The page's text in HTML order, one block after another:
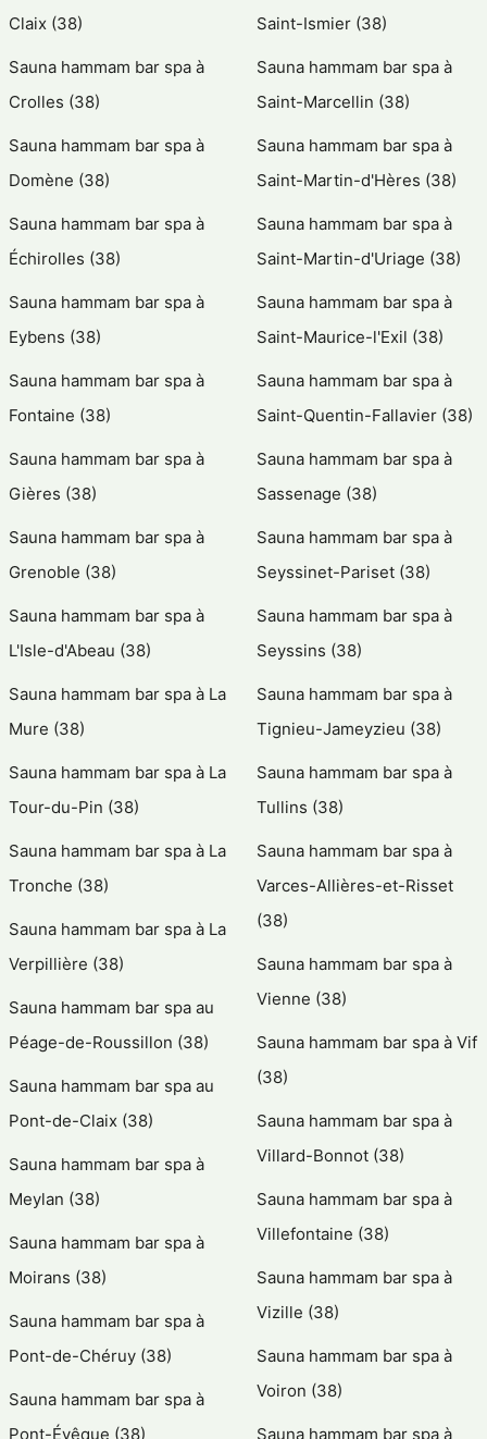
Claix (38)
Sauna hammam bar spa à
Crolles (38)
Sauna hammam bar spa à
Domène (38)
Sauna hammam bar spa à
Échirolles (38)
Sauna hammam bar spa à
Eybens (38)
Sauna hammam bar spa à
Fontaine (38)
Sauna hammam bar spa à
Gières (38)
Sauna hammam bar spa à
Grenoble (38)
Sauna hammam bar spa à
L'Isle-d'Abeau (38)
Sauna hammam bar spa à La
Mure (38)
Sauna hammam bar spa à La
Tour-du-Pin (38)
Sauna hammam bar spa à La
Tronche (38)
Sauna hammam bar spa à La
Verpillière (38)
Sauna hammam bar spa au
Péage-de-Roussillon (38)
Sauna hammam bar spa au
Pont-de-Claix (38)
Sauna hammam bar spa à
Meylan (38)
Sauna hammam bar spa à
Moirans (38)
Sauna hammam bar spa à
Pont-de-Chéruy (38)
Sauna hammam bar spa à
Pont-Évêque (38)
Saint-Ismier (38)
Sauna hammam bar spa à
Saint-Marcellin (38)
Sauna hammam bar spa à
Saint-Martin-d'Hères (38)
Sauna hammam bar spa à
Saint-Martin-d'Uriage (38)
Sauna hammam bar spa à
Saint-Maurice-l'Exil (38)
Sauna hammam bar spa à
Saint-Quentin-Fallavier (38)
Sauna hammam bar spa à
Sassenage (38)
Sauna hammam bar spa à
Seyssinet-Pariset (38)
Sauna hammam bar spa à
Seyssins (38)
Sauna hammam bar spa à
Tignieu-Jameyzieu (38)
Sauna hammam bar spa à
Tullins (38)
Sauna hammam bar spa à
Varces-Allières-et-Risset
(38)
Sauna hammam bar spa à
Vienne (38)
Sauna hammam bar spa à Vif
(38)
Sauna hammam bar spa à
Villard-Bonnot (38)
Sauna hammam bar spa à
Villefontaine (38)
Sauna hammam bar spa à
Vizille (38)
Sauna hammam bar spa à
Voiron (38)
Sauna hammam bar spa à